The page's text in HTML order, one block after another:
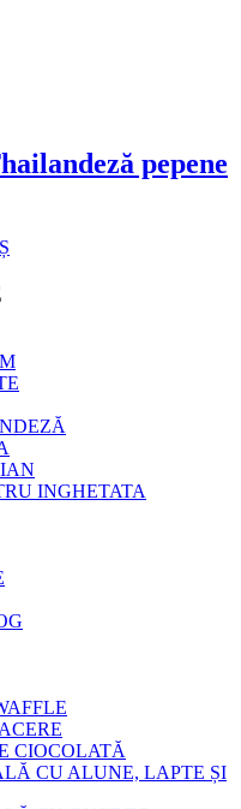
pepene
INGHETATA
CIOCOLATĂ
CU ALUNE, LAPTE ȘI